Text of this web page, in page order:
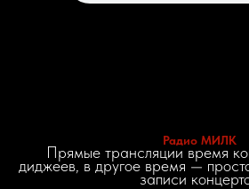
Радио МИЛК
Прямые трансляции время
диджеев, в другое время —
записи